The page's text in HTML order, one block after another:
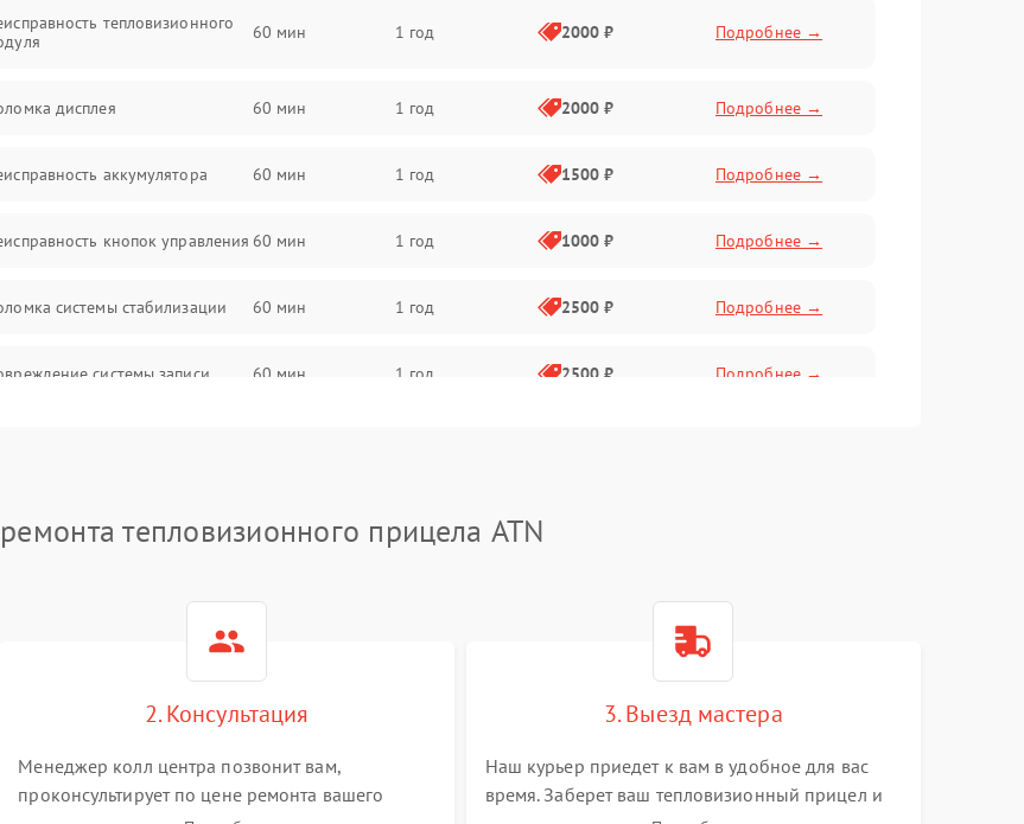
тепловизионного
60 мин 1 год 2000 ₽ Подробнее →
дисплея 60 мин 1 год 2000 ₽ Подробнее →
аккумулятора 60 мин 1 год 1500 ₽ Подробнее →
кнопок управления 60 мин 1 год 1000 ₽ Подробнее →
системы стабилизации 60 мин 1 год 2500 ₽ Подробнее →
системы записи 60 мин 1 год 2500 ₽ Подробнее →
отключения
замыкания
тепловизионного прицела ATN
2. Консультация
Менеджер колл центра позвонит вам,
проконсультирует по цене ремонта вашего
3. Выезд мастера
Наш курьер приедет к вам в удобное для вас
время. Заберет ваш тепловизионный прицел и